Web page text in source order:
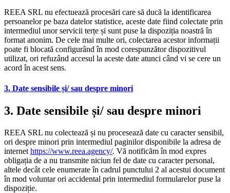
REEA SRL nu efectuează procesări care să ducă la identificarea
persoanelor pe baza datelor statistice, aceste date fiind colectate prin
intermediul unor servicii terțe și sunt puse la dispoziția noastră în
format anonim. De cele mai multe ori, colectarea acestor informații
poate fi blocată configurând în mod corespunzător dispozitivul
utilizat, ori refuzând accesul la aceste date atunci când vi se cere un
acord în acest sens.
3. Date sensibile și/ sau despre minori
3. Date sensibile și/ sau despre minori
REEA SRL nu colectează și nu procesează date cu caracter sensibil,
ori despre minori prin intermediul paginilor disponibile la adresa de
internet https://www.reea.agency/. Vă notificăm în mod expres
obligația de a nu transmite niciun fel de date cu caracter personal,
altele decât cele enumerate în cadrul punctului 2 al acestui document
în mod voluntar ori accidental prin intermediul formularelor puse la
dispoziție.